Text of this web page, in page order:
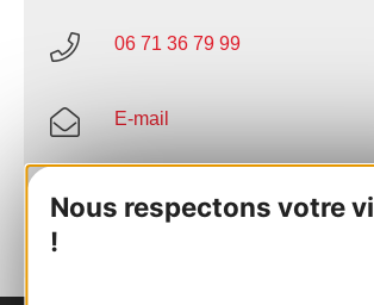
Nous respectons votre
!
06 71 36 79 99
E-mail
AU CARNET